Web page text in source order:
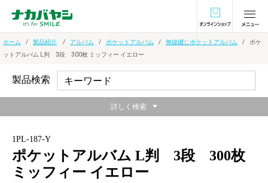
オンラインショ
ホーム 製品紹介 アルバム ポケットアルバム 無線綴じポケットアルバム
ポケ
ットアルバム L判 3段 300枚 ミッフィー イエロー
1PL-187-Y
ポケットアルバム L判 3段 300枚
ミッフィー イエロー
製品検索
詳しく検索